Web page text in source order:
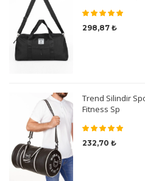
298,87 ₺
Trend Silindir
Fitness Sp
232,70 ₺